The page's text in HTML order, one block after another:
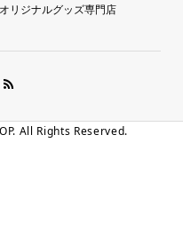
リジナルグッズ専門店
All Rights Reserved.